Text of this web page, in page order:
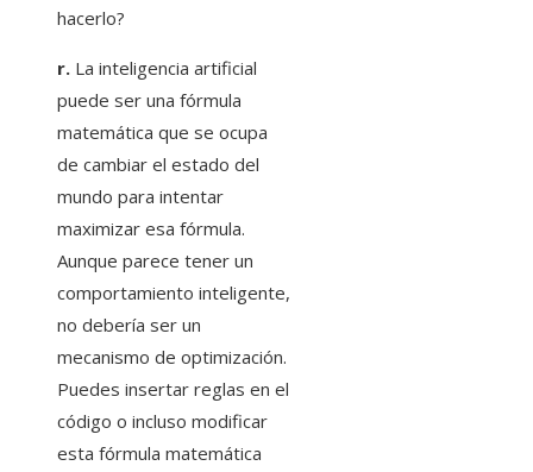
hacerlo?
r. La inteligencia artificial
puede ser una fórmula
matemática que se ocupa
de cambiar el estado del
mundo para intentar
maximizar esa fórmula.
Aunque parece tener un
comportamiento inteligente,
no debería ser un
mecanismo de optimización.
Puedes insertar reglas en el
código o incluso modificar
esta fórmula matemática